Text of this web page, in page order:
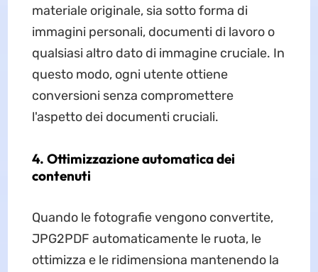
materiale originale, sia sotto forma di
immagini personali, documenti di lavoro o
qualsiasi altro dato di immagine cruciale. In
questo modo, ogni utente ottiene
conversioni senza compromettere
l'aspetto dei documenti cruciali.
4. Ottimizzazione automatica dei
contenuti
Quando le fotografie vengono convertite,
JPG2PDF automaticamente le ruota, le
ottimizza e le ridimensiona mantenendo la